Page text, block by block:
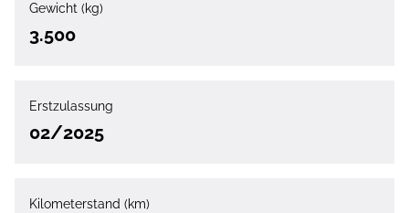
Gewicht (kg)
3.500
Erstzulassung
02/2025
Kilometerstand (km)